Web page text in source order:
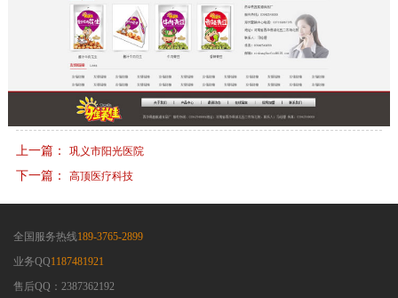
上一篇： 巩义市阳光医院
下一篇： 高顶医疗科技
全国服务热线189-3765-2899
业务QQ1187481921
售后QQ：2387362192